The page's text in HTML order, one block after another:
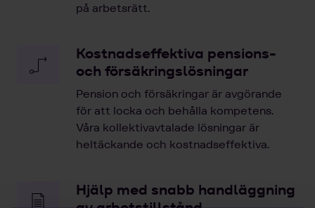
på arbetsrätt.
Kostnadseffektiva pensions-
och försäkringslösningar
Pension och försäkringar är avgörande
för att locka och behålla kompetens.
Våra kollektivavtalade lösningar är
heltäckande och kostnadseffektiva.
Hjälp med snabb handläggning